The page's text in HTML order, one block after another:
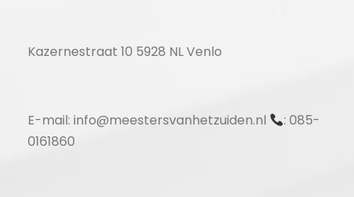
Kazernestraat 10 5928 NL Venlo
E-mail: info@meestersvanhetzuiden.nl
: 085-
0161860